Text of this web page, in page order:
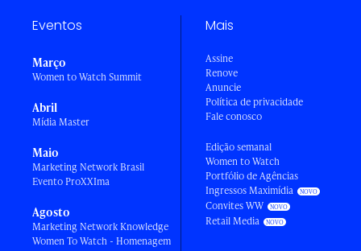
Eventos
Março
Women to Watch Summit
Abril
Mídia Master
Maio
Marketing Network Brasil
Evento ProXXIma
Agosto
Marketing Network Knowledge
Women To Watch - Homenagem
Mais
Assine
Renove
Anuncie
Política de privacidade
Fale conosco
Edição semanal
Women to Watch
Portfólio de Agências
Ingressos Maximídia
Convites WW
Retail Media